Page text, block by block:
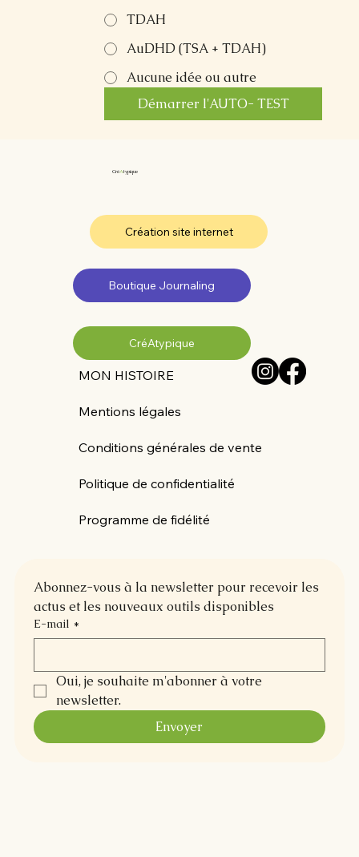
TDAH
AuDHD (TSA + TDAH)
Aucune idée ou autre
Démarrer l'AUTO- TEST
CréAtypique
MON HISTOIRE
Mentions légales
Conditions générales de vente
Politique de confidentialité
Programme de fidélité
Création site internet
Boutique Journaling
CréAtypique
Abonnez-vous à la newsletter pour recevoir les
actus et les nouveaux outils disponibles
E-mail *
Oui, je souhaite m'abonner à votre
newsletter.
Envoyer